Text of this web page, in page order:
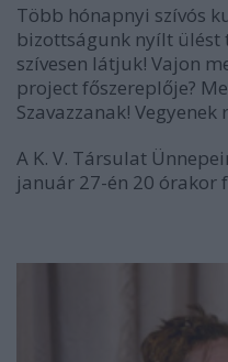
Több hónapnyi szívós
bizottságunk nyílt ülést
szívesen látjuk! Vajon
project főszereplője?
Szavazzanak!
A K. V. Társulat
január 27-én 20 órakor